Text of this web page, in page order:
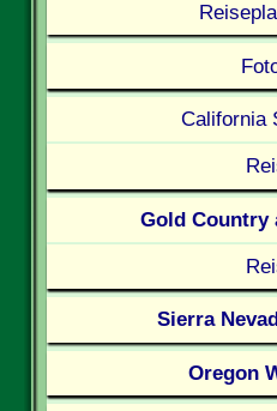
California
Gold Country
Sierra
Oregon